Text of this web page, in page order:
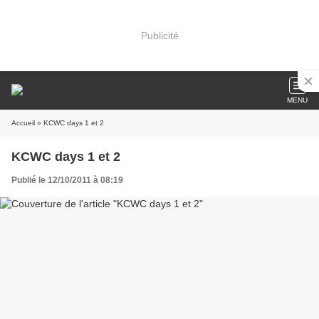
Publicité
MENU
Accueil » KCWC days 1 et 2
KCWC days 1 et 2
Publié le 12/10/2011 à 08:19